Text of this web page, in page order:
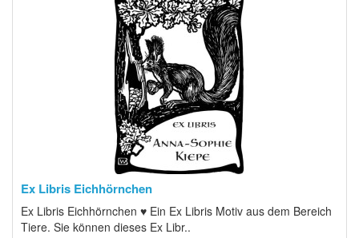
Ex Libris Eichhörnchen
Ex Libris Eichhörnchen ♥ Ein Ex Libris Motiv aus dem Bereich
Tiere. Sie können dieses Ex Libr..